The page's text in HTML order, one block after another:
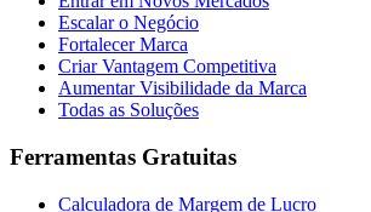
Escalar o Negócio
Fortalecer Marca
Criar Vantagem Competitiva
Aumentar Visibilidade da Marca
Todas as Soluções
Ferramentas Gratuitas
Calculadora de Margem de Lucro